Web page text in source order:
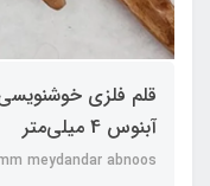
قلم فلزی
آبنوس 4 میلی‌متر
meydandar abnoos